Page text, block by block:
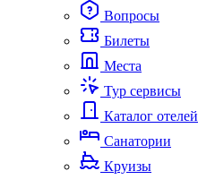
Вопросы
Билеты
Места
Тур сервисы
Каталог отелей
Санатории
Круизы